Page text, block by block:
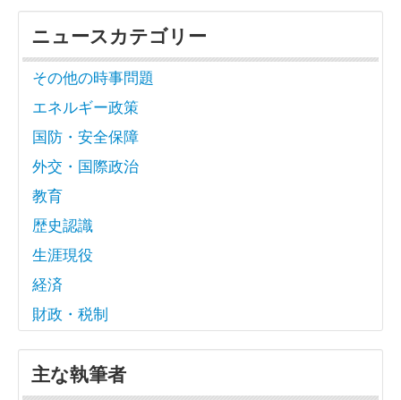
ニュースカテゴリー
その他の時事問題
エネルギー政策
国防・安全保障
外交・国際政治
教育
歴史認識
生涯現役
経済
財政・税制
主な執筆者